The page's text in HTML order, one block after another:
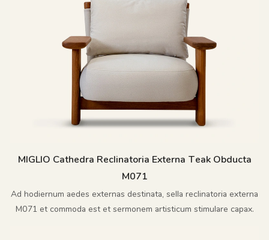
MIGLIO Cathedra Reclinatoria Externa Teak Obducta
M071
Ad hodiernum aedes externas destinata, sella reclinatoria externa
M071 et commoda est et sermonem artisticum stimulare capax.